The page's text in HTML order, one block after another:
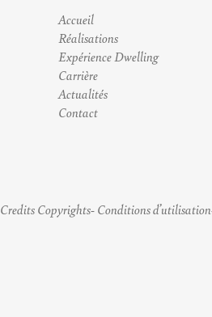
Accueil
Réalisations
Expérience Dwelling
Carrière
Actualités
Contact
Credits Copyrights Conditions d’utilisation